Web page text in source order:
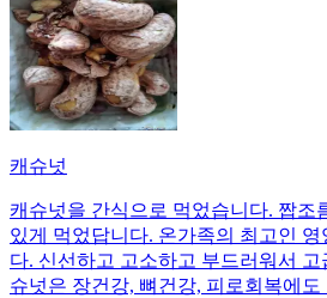
캐슈넛
캐슈넛을 간식으로 먹었습니다. 짭조
있게 먹었답니다. 온가족의 최고인 영
다. 신선하고 고소하고 부드러워서
슈넛은 장건강, 뼈건강, 피로회복에